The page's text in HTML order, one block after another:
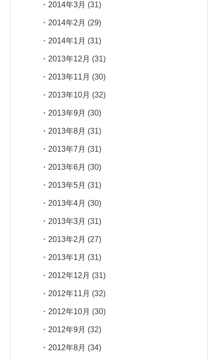
2014年3月 (31)
2014年2月 (29)
2014年1月 (31)
2013年12月 (31)
2013年11月 (30)
2013年10月 (32)
2013年9月 (30)
2013年8月 (31)
2013年7月 (31)
2013年6月 (30)
2013年5月 (31)
2013年4月 (30)
2013年3月 (31)
2013年2月 (27)
2013年1月 (31)
2012年12月 (31)
2012年11月 (32)
2012年10月 (30)
2012年9月 (32)
2012年8月 (34)